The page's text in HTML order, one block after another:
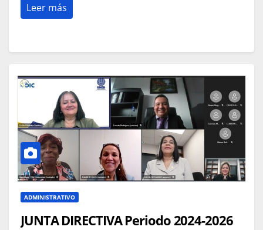
Leer más
ADMINISTRATIVO
JUNTA DIRECTIVA Periodo 2024-2026